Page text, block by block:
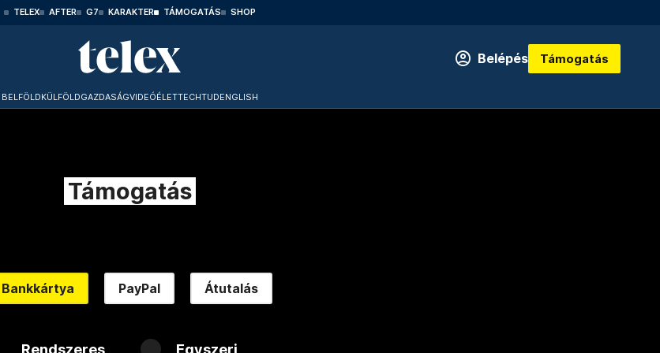
TELEX AFTER G7 KARAKTER TÁMOGATÁS SHOP
Belépés Támogatás
BELFÖLDKÜLFÖLDGAZDASÁGVIDEÓÉLETTECHTUDENGLISH
Támogatás
Bankkártya PayPal Átutalás
Rendszeres Egyszeri